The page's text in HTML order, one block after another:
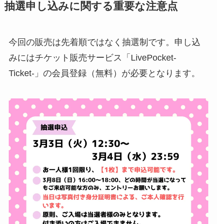
抽選申し込みに関する重要な注意点
今回の販売は先着順ではなく抽選制です。申し込
みにはチケット販売サービス「LivePocket-
Ticket-」の会員登録（無料）が必要となります。